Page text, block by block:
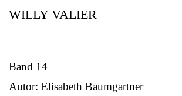
WILLY VALIER
Band 14
Autor: Elisabeth Baumgartner